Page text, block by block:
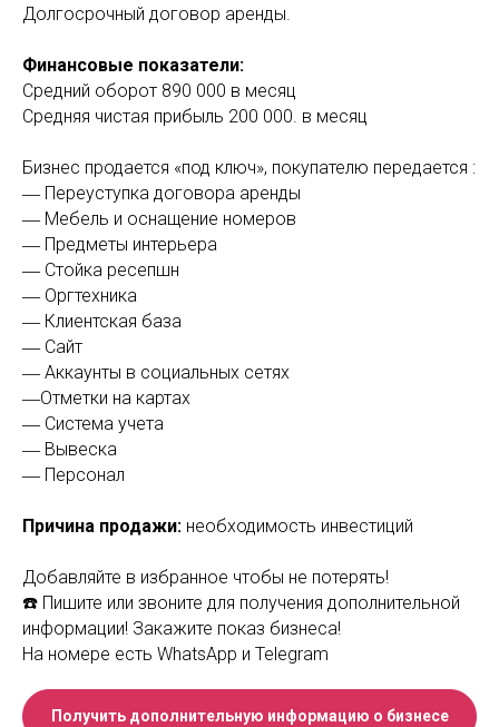
Долгосрочный договор аренды.
Финансовые показатели:
Средний оборот 890 000 в месяц
Средняя чистая прибыль 200 000. в месяц
Бизнес продается «под ключ», покупателю передается :
― Переуступка договора аренды
― Мебель и оснащение номеров
― Предметы интерьера
― Стойка ресепшн
― Оргтехника
― Клиентская база
― Сайт
― Аккаунты в социальных сетях
―Отметки на картах
― Система учета
― Вывеска
― Персонал
Причина продажи: необходимость инвестиций
Добавляйте в избранное чтобы не потерять!
☎️ Пишите или звоните для получения дополнительной
информации! Закажите показ бизнеса!
На номере есть WhatsApp и Telegram
Получить дополнительную информацию о бизнесе